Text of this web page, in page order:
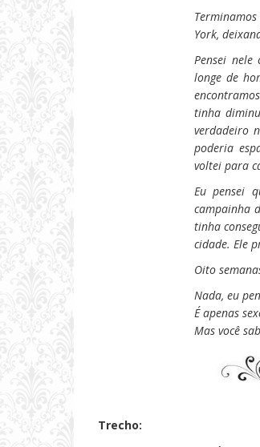
York,
Pensei
longe de
tinha
verdadeiro
poderia
voltei para
Eu pensei
campainha
tinha
cidade. Ele
Oito
Nada, eu
É apenas
Mas você
Trecho: